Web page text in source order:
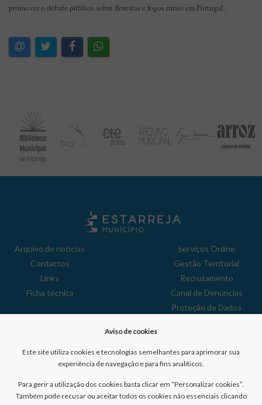
promover o debate público sobre florestas e fogos rurais em Portugal.
Arquivo de notícias
Contactos
Links
Ficha técnica
Serviços Online
Gestão Territorial
Recrutamento
Canal de Denúncias
Proteção de Dados
Reclamações
Aviso de cookies
Este site utiliza cookies e tecnologias semelhantes para aprimorar sua
experiência de navegação e para fins analíticos.
Para gerir a utilização dos cookies basta clicar em “Personalizar cookies”.
Também pode recusar ou aceitar todos os cookies não essenciais clicando